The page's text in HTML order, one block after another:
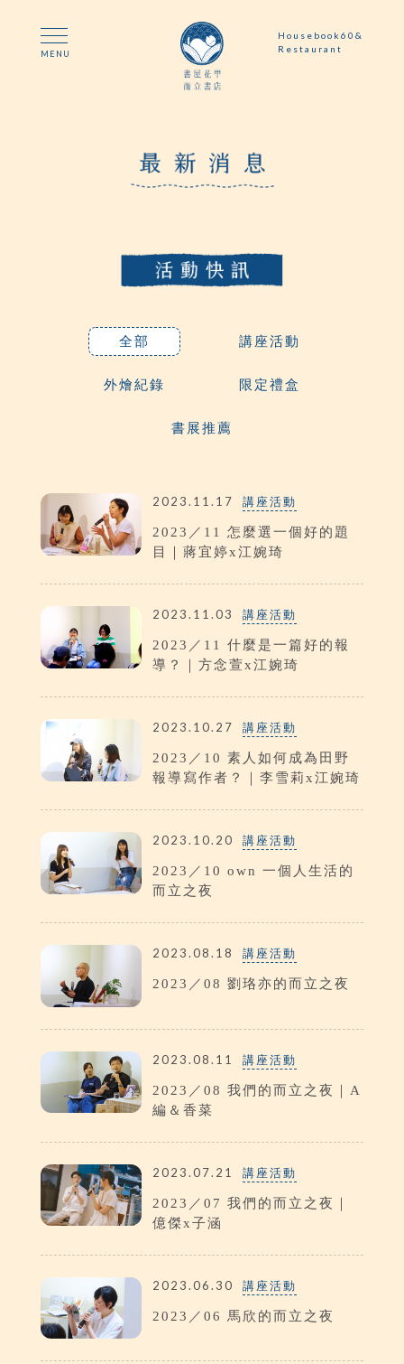
Housebook60&
Restaurant
MENU
全部 講座活動
外燴紀錄 限定禮盒
書展推薦
2023／11 怎麼選一個好的題
目｜蔣宜婷x江婉琦
2023.11.17 講座活動
2023／11 什麼是一篇好的報
導？｜方念萱x江婉琦
2023.11.03 講座活動
2023／10 素人如何成為田野
報導寫作者？｜李雪莉x江婉琦
2023.10.27 講座活動
2023／10 own 一個人生活的
而立之夜
2023.10.20 講座活動
2023／08 劉珞亦的而立之夜
2023.08.18 講座活動
2023／08 我們的而立之夜｜A
編＆香菜
2023.08.11 講座活動
2023／07 我們的而立之夜｜
億傑x子涵
2023.07.21 講座活動
2023／06 馬欣的而立之夜
2023.06.30 講座活動